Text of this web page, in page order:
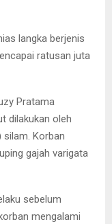
langka berjenis
ratusan juta
Pratama
dilakukan oleh
Korban
gajah varigata
sebelum
mengalami